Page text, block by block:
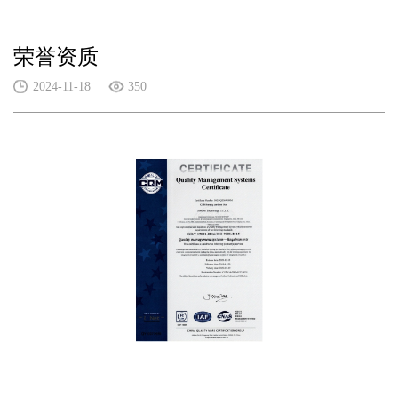
荣誉资质
2024-11-18 350